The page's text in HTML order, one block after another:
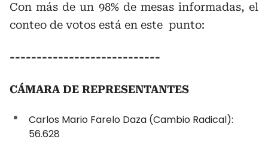
Con más de un 98% de mesas informadas, el
conteo de votos está en este punto:
----------------------------
CÁMARA DE REPRESENTANTES
Carlos Mario Farelo Daza (Cambio Radical):
56.628